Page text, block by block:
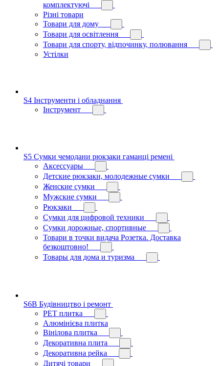
комплектуючі
Різні товари
Товари для дому
Товари для освітлення
Товари для спорту, відпочинку, полювання
Устілки
S4 Інструменти і обладнання
Інструмент
S5 Сумки чемодани рюкзаки гаманці ремені
Аксессуары
Детские рюкзаки, молодежные сумки
Женские сумки
Мужские сумки
Рюкзаки
Сумки для цифровой техники
Сумки дорожные, спортивные
Товари в точки видача Розетка. Доставка
безкоштовно!
Товары для дома и туризма
S6B Будівництво і ремонт
PЕT плитка
Алюмінієва плитка
Вінілова плитка
Декоративна плита
Декоративна рейка
Дитячі товари